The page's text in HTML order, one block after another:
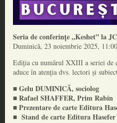
Seria de conferințe „Keshet” la
Duminică, 23 noiembrie 2025, 11:00
Ediția cu numărul XXIII a seriei de
aduce în atenția dvs. lectori și
■ Gelu DUMINICĂ, sociolog
■ Rafael SHAFFER, Prim Rabin
■ Prezentare de carte Editura
■ Stand de carte Editura Hasefer